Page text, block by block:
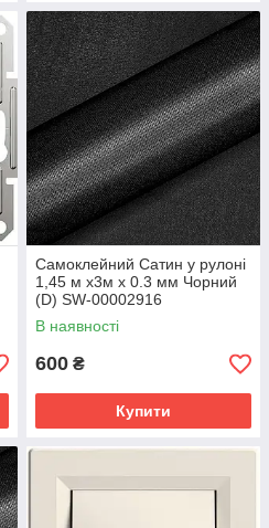
Самоклейний Сатин у рулоні
1,45 м х3м х 0.3 мм Чорний
(D) SW-00002916
В наявності
600 ₴
Купити